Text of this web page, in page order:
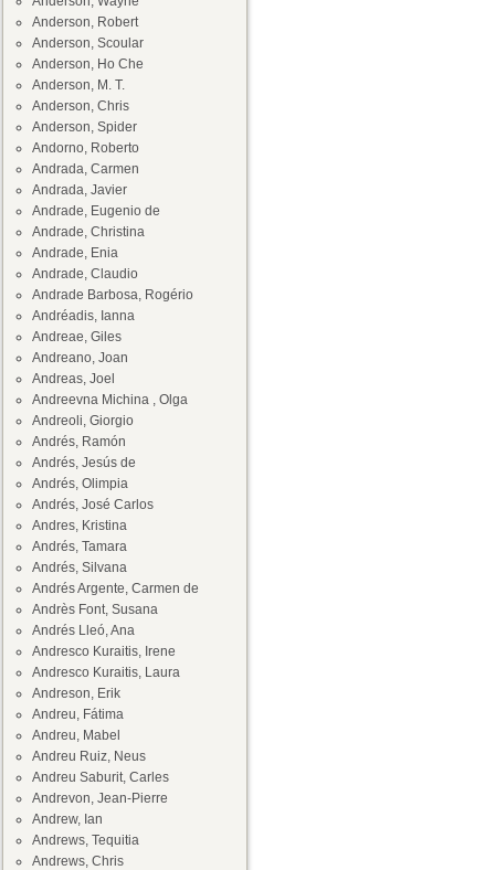
Anderson, Robert
Anderson, Scoular
Anderson, Ho Che
Anderson, M. T.
Anderson, Chris
Anderson, Spider
Andorno, Roberto
Andrada, Carmen
Andrada, Javier
Andrade, Eugenio de
Andrade, Christina
Andrade, Enia
Andrade, Claudio
Andrade Barbosa, Rogério
Andréadis, Ianna
Andreae, Giles
Andreano, Joan
Andreas, Joel
Andreevna Michina , Olga
Andreoli, Giorgio
Andrés, Ramón
Andrés, Jesús de
Andrés, Olimpia
Andrés, José Carlos
Andres, Kristina
Andrés, Tamara
Andrés, Silvana
Andrés Argente, Carmen de
Andrès Font, Susana
Andrés Lleó, Ana
Andresco Kuraitis, Irene
Andresco Kuraitis, Laura
Andreson, Erik
Andreu, Fátima
Andreu, Mabel
Andreu Ruiz, Neus
Andreu Saburit, Carles
Andrevon, Jean-Pierre
Andrew, Ian
Andrews, Tequitia
Andrews, Chris